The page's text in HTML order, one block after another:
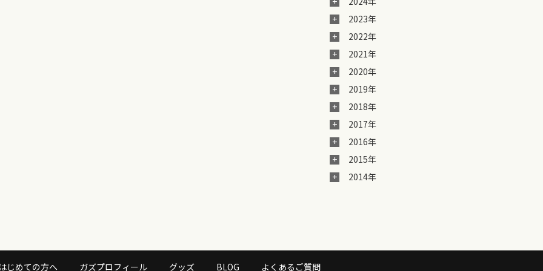
2023年
2022年
2021年
2020年
2019年
2018年
2017年
2016年
2015年
2014年
じめての方へ ガズプロフィール グッズ BLOG よくあるご質問